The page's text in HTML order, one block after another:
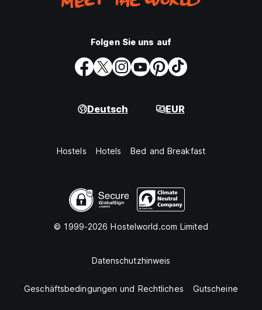
Folgen Sie uns auf
Deutsch EUR
Hostels Hotels Bed and Breakfast
© 1999-2026 Hostelworld.com Limited
Datenschutzhinweis
Geschäftsbedingungen und Rechtliches Gutscheine